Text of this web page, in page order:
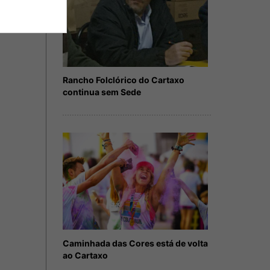
Rancho Folclórico do Cartaxo
continua sem Sede
Caminhada das Cores está de volta
ao Cartaxo